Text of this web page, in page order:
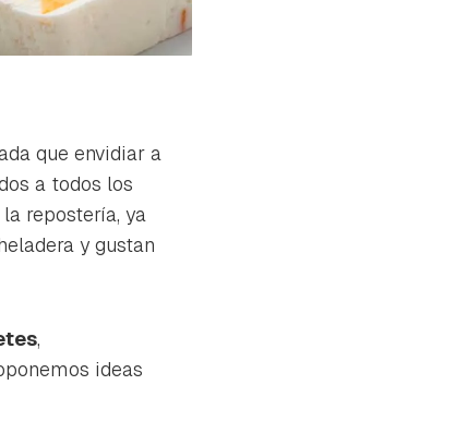
que envidiar a
a todos los
repostería, ya
y gustan
,
ideas